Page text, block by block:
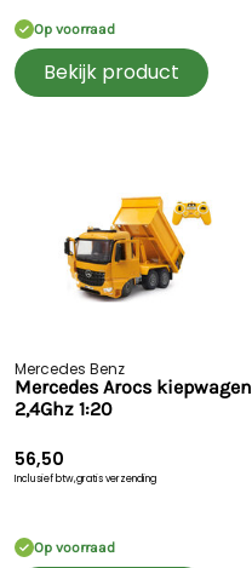
Op voorraad
Bekijk product
Mercedes Benz
Mercedes Arocs kiepwagen
2,4Ghz 1:20
56,50
Inclusief btw,gratis verzending
Op voorraad